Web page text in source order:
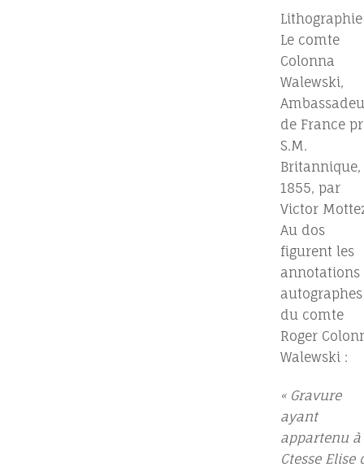
Lithographie
Le comte
Colonna
Walewski,
de France
S.M.
Britannique,
1855, par
Victor
Au dos
figurent les
annotations
autographes
du comte
Roger
Walewski :
« Gravure
ayant
appartenu à
Ctesse Elise